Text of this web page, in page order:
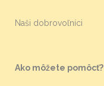
Naši dobrovoľníci
Ako môžete pomôcť?